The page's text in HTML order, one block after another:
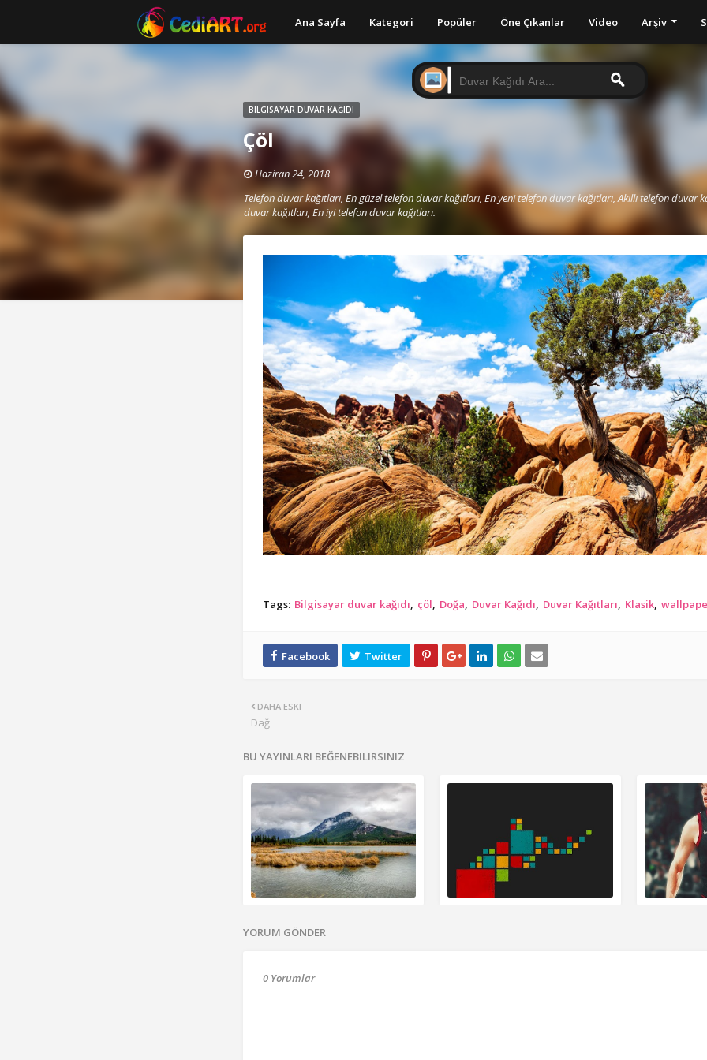
Ana Sayfa Kategori Popüler Öne Çıkanlar Video Arşiv
BILGISAYAR DUVAR KAĞIDI
Çöl
Haziran 24, 2018
Telefon duvar kağıtları, En güzel telefon duvar kağıtları, En yeni telefon duvar kağıtları, Akıllı telefon duvar
duvar kağıtları, En iyi telefon duvar kağıtları.
Tags: Bilgisayar duvar kağıdı çöl Doğa Duvar Kağıdı Duvar Kağıtları Klasik
DAHA ESKI
Dağ
BU YAYINLARI BEĞENEBILIRSINIZ
YORUM GÖNDER
0 Yorumlar